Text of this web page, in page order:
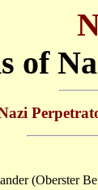
of
(Oberster